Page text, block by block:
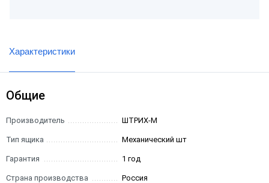
Характеристики
Общие
Производитель ШТРИХ-М
Тип ящика Механический шт
Гарантия 1 год
Страна производства Россия